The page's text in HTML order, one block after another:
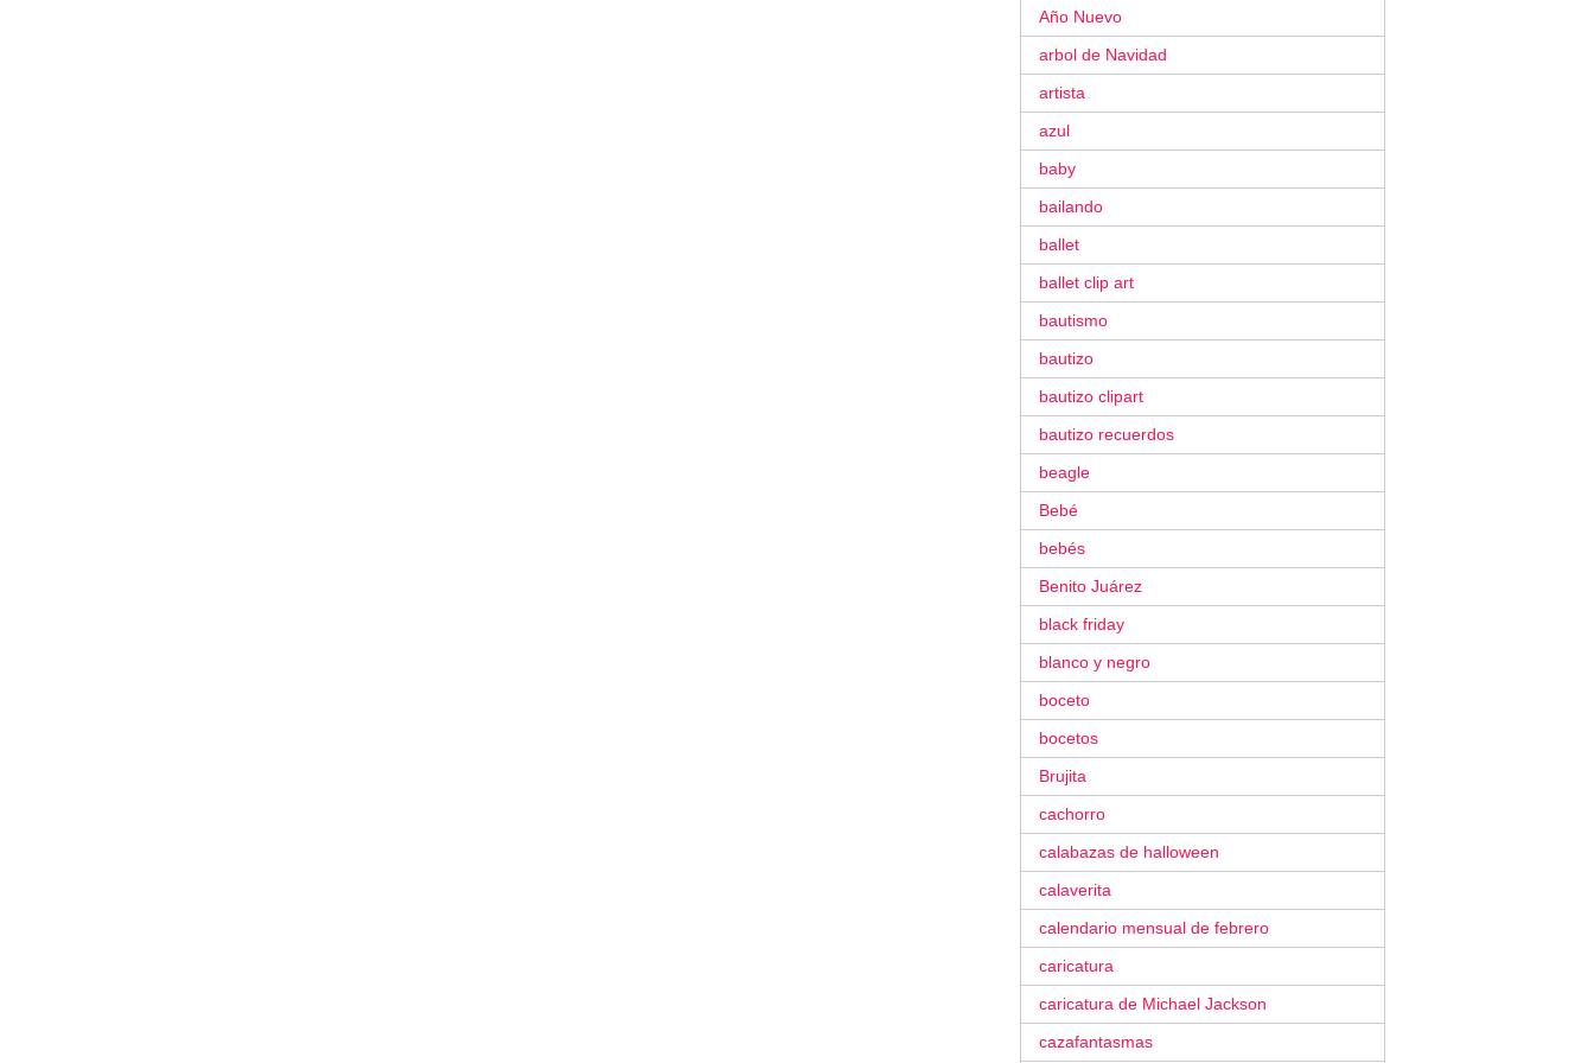
Año Nuevo
arbol de Navidad
artista
azul
baby
bailando
ballet
ballet clip art
bautismo
bautizo
bautizo clipart
bautizo recuerdos
beagle
Bebé
bebés
Benito Juárez
black friday
blanco y negro
boceto
bocetos
Brujita
cachorro
calabazas de halloween
calaverita
calendario mensual de febrero
caricatura
caricatura de Michael Jackson
cazafantasmas